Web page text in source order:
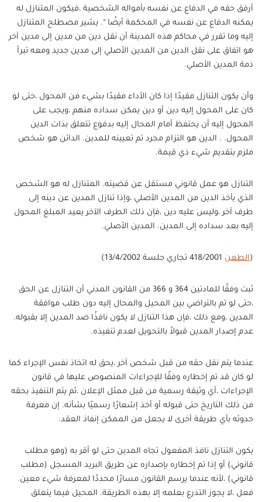
أرفق حقه في الدفاع عن نفسه بأمواله الشخصية ،فيكون المتنازل له
يمكنه الدفاع عن نفسه في المحكمة أيضًا “. يشير مصطلح المتنازل
إليه وما تقرر في محاكم هذه المدينة أن نقل دين من مدين إلى مدين آخر
هو اتفاق على نقل الدين من المدين الأصلي إلى مدين جديد ومعه تبرأ
ذمة المدين الأصلي.
وأن يكون التنازل مقيدًا إذا كان الأداء مقيدًا بشيء من المحول ،حتى لو
كان على المحول إليه دين أو دين يمكن سداده منهم ،ويجب على
المحول إليه أن يحتفظ أمام المحال إليه بدفوع تتعلق بذات الدين
المحول. . الدين هو التزام مجرد تم تعيينه للمدين. الدائن هو شخص
ملزم بتقديم شيء ذي قيمة.
التنازل هو عمل قانوني مستقل عن قضيته. المتنازل له هو الشخص
الذي يأخذ الدين من المدين الأصلي ،وإذا تنازل المدين عن دينه إلى
طرف آخر ،وليس عليه دين ،فإن ذلك الطرف الآخر يعيد المبلغ المحول
إليه بعد سداده إلى المدين. المدين الأصلي.
( الطعن
ثبت وفقًا للمادتين 364 و 366 من القانون المدني أن التنازل عن الحق
،حتى لو تم بالتراضي بين المحيل والمحال إليه دون طلب موافقة
المدين ،ومع ذلك ،فإن هذا التنازل لا يكون نافذًا ضد المدين إلا بقبوله.
عدم إصدار المدين قبولاً بالتحويل لعدم تنفيذه.
عندما يتم نقل حقه من قبل شخص آخر ،يحق له اتخاذ نفس الإجراء كما
لو كان قد تم إخطاره وفقًا للإجراءات المنصوص عليها في قانون
الإجراءات ،أي وثيقة رسمية من قبل ممثل الإعلان ،ثم يتم التنفيذ بحقه
من ذلك التاريخ حتى قبوله أو أخذ إشعارًا رسميًا بشأنه. إن معرفة
حدوثه بأي طريقة أخرى لا يجعل من الممكن إنفاذ العقد.
يكون التنازل نافذ المفعول تجاه المدين حتى لو أقر به (وهو مطلب
قانوني) أو إذا تم إخطاره بإصداره عن طريق البريد المسجل (مطلب
قانوني) ،لأنه عندما يرسم القانون مسارًا محددًا لمعرفة شيء معين.
فعل ،لا يجوز التذرع بعلمه إلا بهذه الطريقة. المحيل فيما يتعلق